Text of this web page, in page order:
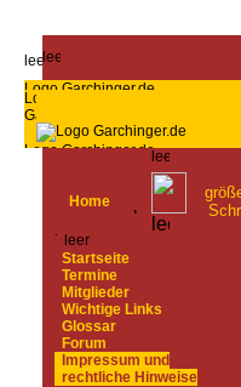
Home
Startseite
Termine
Mitglieder
Wichtige Links
Glossar
Forum
Impressum und
rechtliche Hinweise